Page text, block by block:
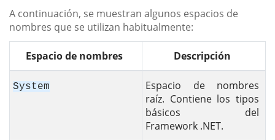
A continuación, se muestran algunos espacios de
nombres que se utilizan habitualmente:
Espacio de nombres Descripción
System
Espacio de nombres
raíz. Contiene los tipos
básicos del
Framework .NET.